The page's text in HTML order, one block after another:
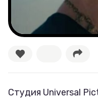
Секспросвет
Великие женщины
Студия Universal